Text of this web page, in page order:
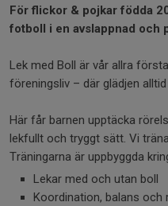
För flickor & pojkar födda
fotboll i en avslappnad och
Lek med Boll är vår allra
föreningsliv – där glädjen
Här får barnen upptäcka
lekfullt och tryggt sätt. Vi
Träningarna är uppbyggda
Lekar med och utan boll
Koordination, balans och